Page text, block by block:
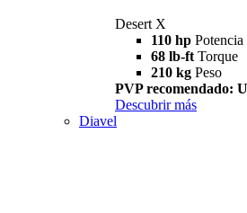
Desert X
110 hp Potencia
68 lb-ft Torque
210 kg Peso
PVP recomendado:
Descubrir más
Diavel